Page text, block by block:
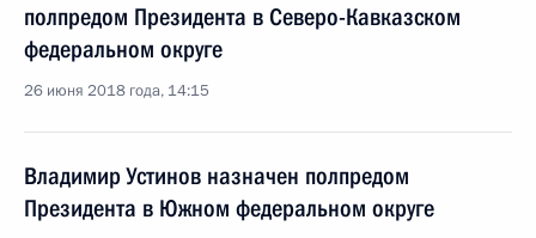
полпредом Президента в Северо-Кавказском
федеральном округе
26 июня 2018 года, 14:15
Владимир Устинов назначен полпредом
Президента в Южном федеральном округе